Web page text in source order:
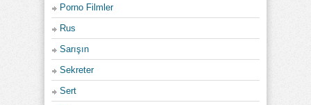
Porno Filmler
Rus
Sarışın
Sekreter
Sert